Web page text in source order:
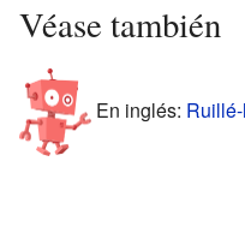
Véase también
En inglés: